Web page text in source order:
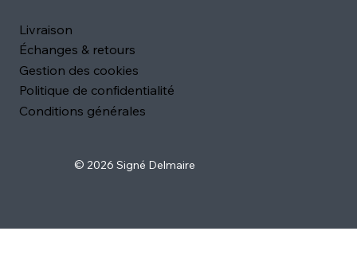
Échanges & retours
Livraison
Conditions générales
Politique de confidentialité
Gestion des cookies
© 2026 Signé Delmaire